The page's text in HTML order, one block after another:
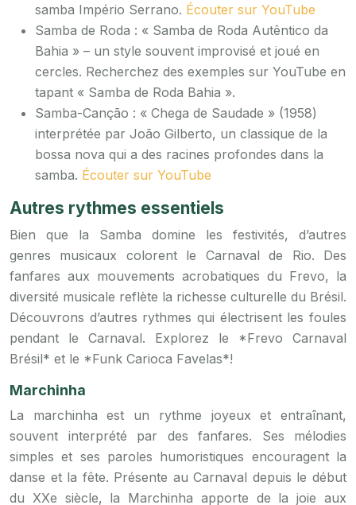
samba Império Serrano. Écouter sur YouTube
Samba de Roda : « Samba de Roda Autêntico da
Bahia » – un style souvent improvisé et joué en
cercles. Recherchez des exemples sur YouTube en
tapant « Samba de Roda Bahia ».
Samba-Canção : « Chega de Saudade » (1958)
interprétée par João Gilberto, un classique de la
bossa nova qui a des racines profondes dans la
samba. Écouter sur YouTube
Autres rythmes essentiels
Bien que la Samba domine les festivités, d’autres
genres musicaux colorent le Carnaval de Rio. Des
fanfares aux mouvements acrobatiques du Frevo, la
diversité musicale reflète la richesse culturelle du Brésil.
Découvrons d’autres rythmes qui électrisent les foules
pendant le Carnaval. Explorez le *Frevo Carnaval
Brésil* et le *Funk Carioca Favelas*!
Marchinha
La marchinha est un rythme joyeux et entraînant,
souvent interprété par des fanfares. Ses mélodies
simples et ses paroles humoristiques encouragent la
danse et la fête. Présente au Carnaval depuis le début
du XXe siècle, la Marchinha apporte de la joie aux